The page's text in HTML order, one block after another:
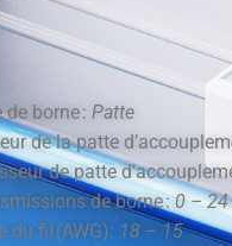
de borne : Patte
de la patte
de patte
de borne : 0 – 24
du fil (AWG): 18 – 15